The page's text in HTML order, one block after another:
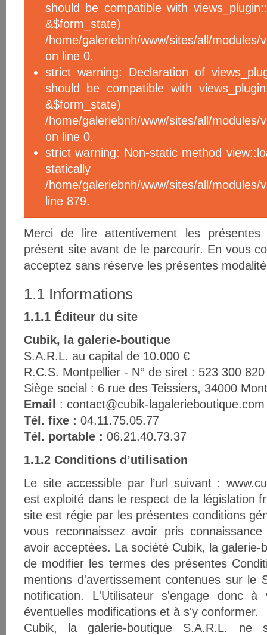
should be compatible with
/home/galeriebnh/www/sites/all/modules/
on line 0.
strict warning: Declaration of
should be compatible with
/home/galeriebnh/www/sites/all/modules/
on line 0.
strict warning: Non-static method
/home/galeriebnh/www/sites/all/
line 879.
Merci de lire attentivement les présentes
présent site avant de le parcourir. En vous
acceptez sans réserve les présentes
1.1 Informations
1.1.1 Éditeur du site
Cubik, la galerie-boutique
S.A.R.L. au capital de 10.000 €
R.C.S. Montpellier - N° de siret : 523 300 820
Siège social : 6 rue des Teissiers, 34000
Email
: contact@cubik-lagalerieboutique.com
Tél. fixe : 04.11.75.05.77
Tél. portable : 06.21.40.73.37
1.1.2 Conditions d’utilisation
Le site accessible par l’url suivant :
est exploité dans le respect de la législation
site est régie par les présentes conditions
vous reconnaissez avoir pris
avoir acceptées. La société Cubik, la galerie-
de modifier les termes des présentes
mentions d'avertissement contenues sur le
notification. L'Utilisateur s'engage donc à
éventuelles modifications et à s'y conformer.
Cubik, la galerie-boutique S.A.R.L. ne